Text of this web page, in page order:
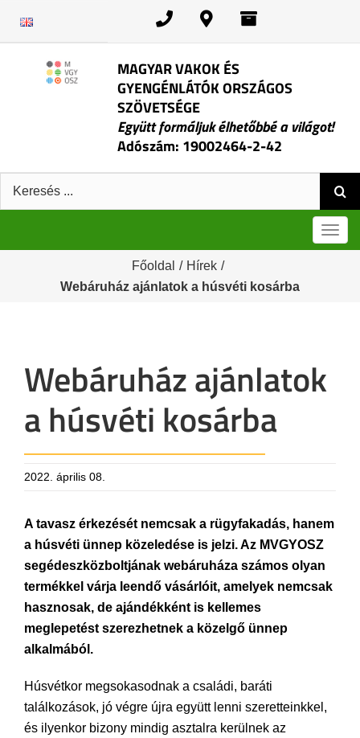
MAGYAR VAKOK ÉS
GYENGÉNLÁTÓK ORSZÁGOS
SZÖVETSÉGE
Együtt formáljuk élhetőbbé a világot!
Adószám: 19002464-2-42
Keresés:
Főoldal / Hírek /
Webáruház ajánlatok a húsvéti kosárba
Webáruház ajánlatok
a húsvéti kosárba
2022. április 08.
A tavasz érkezését nemcsak a rügyfakadás, hanem
a húsvéti ünnep közeledése is jelzi. Az MVGYOSZ
segédeszközboltjának webáruháza számos olyan
termékkel várja leendő vásárlóit, amelyek nemcsak
hasznosak, de ajándékként is kellemes
meglepetést szerezhetnek a közelgő ünnep
alkalmából.
Húsvétkor megsokasodnak a családi, baráti
találkozások, jó végre újra együtt lenni szeretteinkkel,
és ilyenkor bizony mindig asztalra kerülnek az